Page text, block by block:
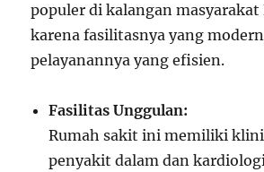
populer di kalangan
karena fasilitasnya yang
pelayanannya yang efisien.
Fasilitas Unggulan:
Rumah sakit ini memiliki
penyakit dalam dan